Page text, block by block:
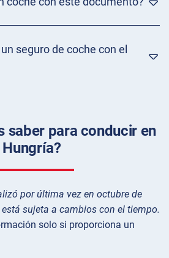
seguro de coche con el
saber para conducir en
Hungría?
por última vez en octubre de
sujeta a cambios con el tiempo.
solo si proporciona un